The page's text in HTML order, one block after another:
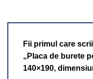
Fii primul care
„Placa de burete
140×190,